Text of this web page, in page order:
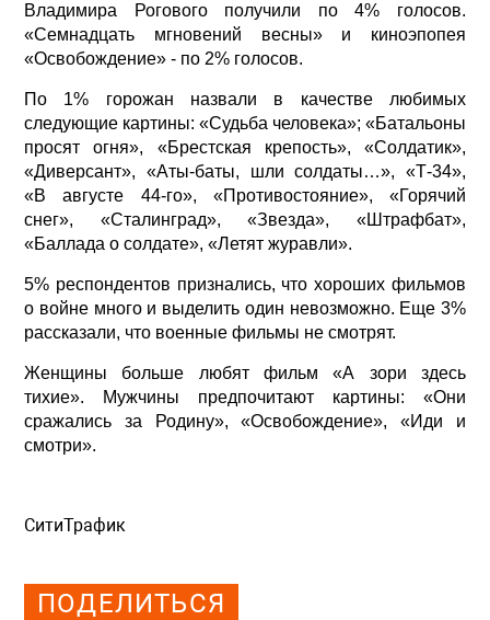
Владимира Рогового получили по 4% голосов.
«Семнадцать мгновений весны» и киноэпопея
«Освобождение» - по 2% голосов.
По 1% горожан назвали в качестве любимых
следующие картины: «Судьба человека»; «Батальоны
просят огня», «Брестская крепость», «Солдатик»,
«Диверсант», «Аты-баты, шли солдаты…», «Т-34»,
«В августе 44-го», «Противостояние», «Горячий
снег», «Сталинград», «Звезда», «Штрафбат»,
«Баллада о солдате», «Летят журавли».
5% респондентов признались, что хороших фильмов
о войне много и выделить один невозможно. Еще 3%
рассказали, что военные фильмы не смотрят.
Женщины больше любят фильм «А зори здесь
тихие». Мужчины предпочитают картины: «Они
сражались за Родину», «Освобождение», «Иди и
смотри».
СитиТрафик
ПОДЕЛИТЬСЯ